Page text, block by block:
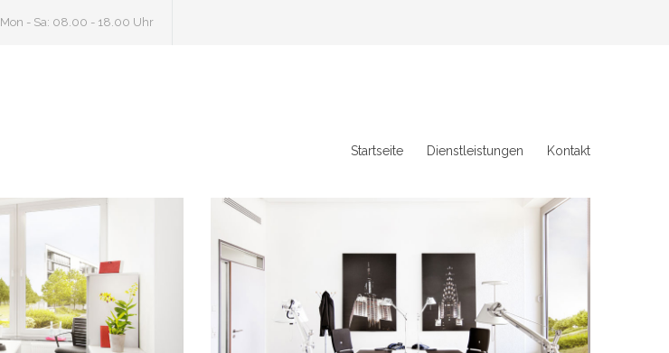
Mon - Sa: 08.00 - 18.00 Uhr
Startseite Dienstleistungen Kontakt